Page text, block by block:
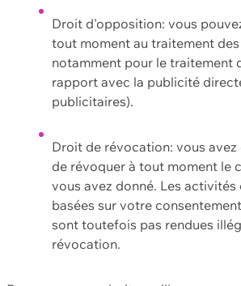
Droit d'opposition: vous
tout moment au traitement des
notamment pour le traitement
rapport avec la publicité
publicitaires).
Droit de révocation: vous
de révoquer à tout moment le
vous avez donné. Les
basées sur votre
sont toutefois pas rendues
révocation.